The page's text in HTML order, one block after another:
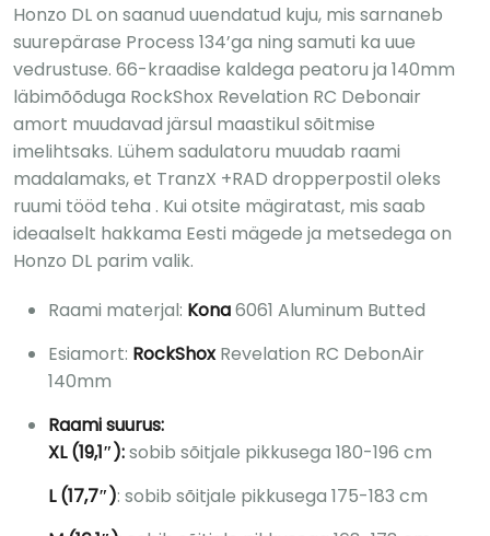
Honzo DL on saanud uuendatud kuju, mis sarnaneb
suurepärase Process 134’ga ning samuti ka uue
vedrustuse. 66-kraadise kaldega peatoru ja 140mm
läbimõõduga RockShox Revelation RC Debonair
amort muudavad järsul maastikul sõitmise
imelihtsaks. Lühem sadulatoru muudab raami
madalamaks, et TranzX +RAD dropperpostil oleks
ruumi tööd teha . Kui otsite mägiratast, mis saab
ideaalselt hakkama Eesti mägede ja metsedega on
Honzo DL parim valik.
Raami materjal: Kona6061 Aluminum Butted
Esiamort: RockShoxRevelation RC DebonAir
140mm
Raami suurus:
XL (19,1″):sobib sõitjale pikkusega 180-196 cm
L (17,7″): sobib sõitjale pikkusega 175-183 cm